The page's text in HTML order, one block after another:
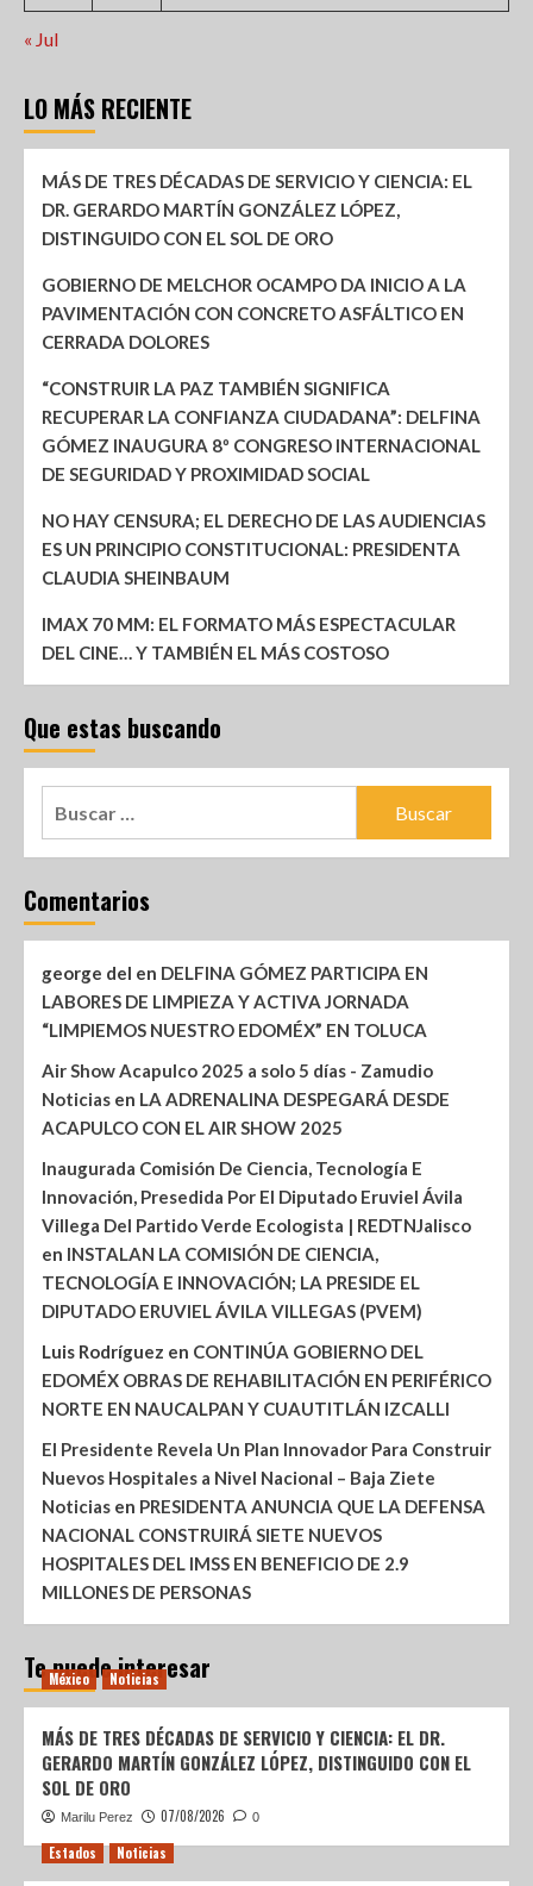
« Jul
LO MÁS RECIENTE
MÁS DE TRES DÉCADAS DE SERVICIO Y CIENCIA: EL
DR. GERARDO MARTÍN GONZÁLEZ LÓPEZ,
DISTINGUIDO CON EL SOL DE ORO
GOBIERNO DE MELCHOR OCAMPO DA INICIO A LA
PAVIMENTACIÓN CON CONCRETO ASFÁLTICO EN
CERRADA DOLORES
“CONSTRUIR LA PAZ TAMBIÉN SIGNIFICA
RECUPERAR LA CONFIANZA CIUDADANA”: DELFINA
GÓMEZ INAUGURA 8º CONGRESO INTERNACIONAL
DE SEGURIDAD Y PROXIMIDAD SOCIAL
NO HAY CENSURA; EL DERECHO DE LAS AUDIENCIAS
ES UN PRINCIPIO CONSTITUCIONAL: PRESIDENTA
CLAUDIA SHEINBAUM
IMAX 70 MM: EL FORMATO MÁS ESPECTACULAR
DEL CINE… Y TAMBIÉN EL MÁS COSTOSO
Que estas buscando
Comentarios
george del en DELFINA GÓMEZ PARTICIPA EN
LABORES DE LIMPIEZA Y ACTIVA JORNADA
“LIMPIEMOS NUESTRO EDOMÉX” EN TOLUCA
Air Show Acapulco 2025 a solo 5 días - Zamudio
Noticias en LA ADRENALINA DESPEGARÁ DESDE
ACAPULCO CON EL AIR SHOW 2025
Inaugurada Comisión De Ciencia, Tecnología E
Innovación, Presedida Por El Diputado Eruviel Ávila
Villega Del Partido Verde Ecologista | REDTNJalisco
en INSTALAN LA COMISIÓN DE CIENCIA,
TECNOLOGÍA E INNOVACIÓN; LA PRESIDE EL
DIPUTADO ERUVIEL ÁVILA VILLEGAS (PVEM)
Luis Rodríguez en CONTINÚA GOBIERNO DEL
EDOMÉX OBRAS DE REHABILITACIÓN EN PERIFÉRICO
NORTE EN NAUCALPAN Y CUAUTITLÁN IZCALLI
El Presidente Revela Un Plan Innovador Para Construir
Nuevos Hospitales a Nivel Nacional – Baja Ziete
Noticias en PRESIDENTA ANUNCIA QUE LA DEFENSA
NACIONAL CONSTRUIRÁ SIETE NUEVOS
HOSPITALES DEL IMSS EN BENEFICIO DE 2.9
MILLONES DE PERSONAS
Te puede interesar
México Noticias
MÁS DE TRES DÉCADAS DE SERVICIO Y CIENCIA: EL DR.
GERARDO MARTÍN GONZÁLEZ LÓPEZ, DISTINGUIDO CON EL
SOL DE ORO
Marilu Perez 07/08/2026 0
Estados Noticias